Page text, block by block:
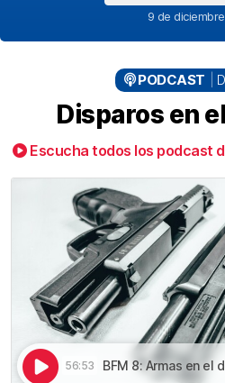
9 de
PODCAST
Disparos en
Escucha todos los podcast
56:53 BFM 8: Armas en el